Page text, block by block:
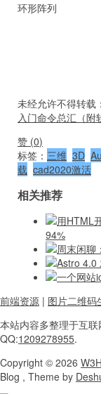
环形阵列
未经允许不得转载：
入门命令总汇（附
赞 (0)
标签： 三维 3D
载 cad2020激活
相关推荐
用HTML
94%
周末闲聊
Astro 4.0
一个网站
前端资源 | 图片二维码
本站内容多整理于互联
QQ:1209278955.
Copyright © 2026
Blog , Theme by